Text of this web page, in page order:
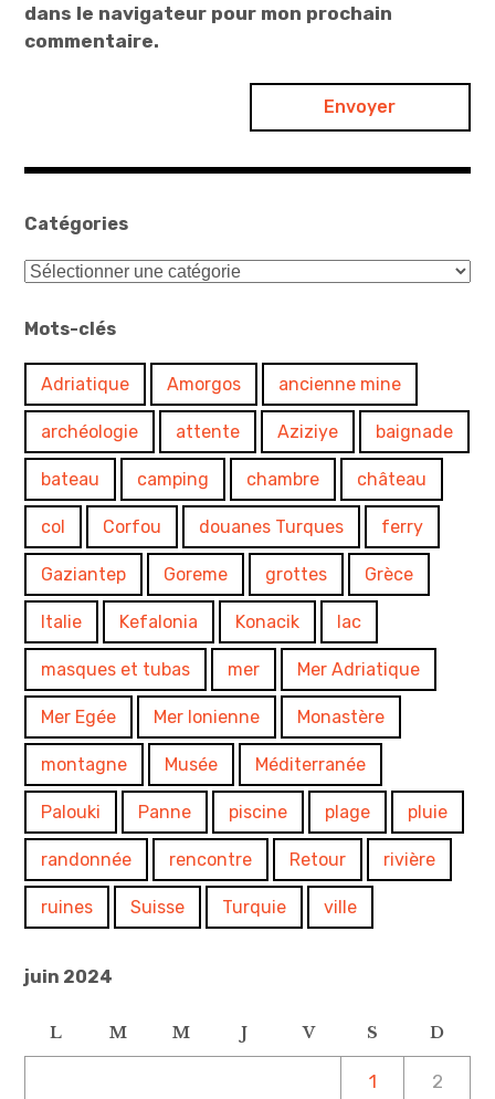
dans le navigateur pour mon prochain
commentaire.
Catégories
Catégories
Mots-clés
Adriatique Amorgos ancienne mine
archéologie attente Aziziye baignade
bateau camping chambre château
col Corfou douanes Turques ferry
Gaziantep Goreme grottes Grèce
Italie Kefalonia Konacik lac
masques et tubas mer Mer Adriatique
Mer Egée Mer Ionienne Monastère
montagne Musée Méditerranée
Palouki Panne piscine plage pluie
randonnée rencontre Retour rivière
ruines Suisse Turquie ville
juin 2024
L M M J V S D
1 2